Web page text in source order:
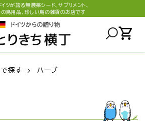
ツが誇る無農薬シード、サプリメント、
鳥用品、珍しい鳥の雑貨のお店です
shopping_cart
で探す ハーブ